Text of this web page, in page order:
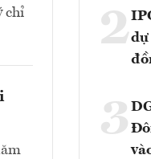
chỉ
2dự
3